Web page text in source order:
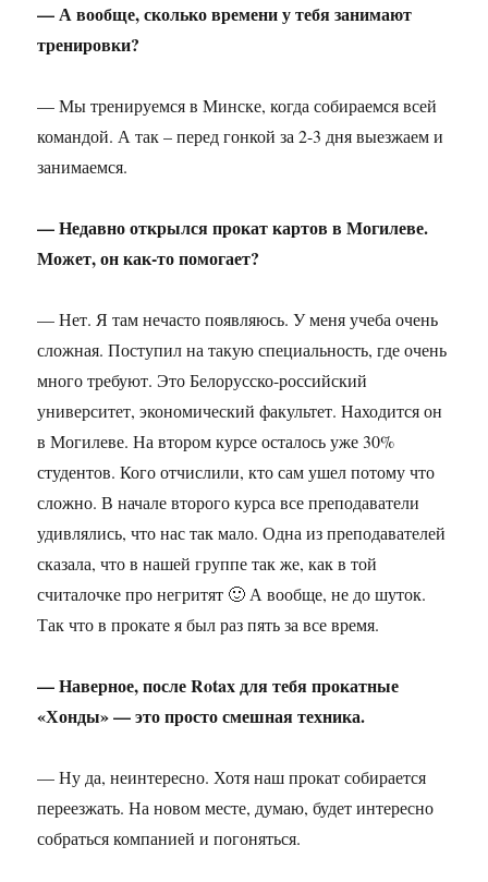
— А вообще, сколько времени у тебя занимают
тренировки?
— Мы тренируемся в Минске, когда собираемся всей
командой. А так – перед гонкой за 2-3 дня выезжаем и
занимаемся.
— Недавно открылся прокат картов в Могилеве.
Может, он как-то помогает?
— Нет. Я там нечасто появляюсь. У меня учеба очень
сложная. Поступил на такую специальность, где очень
много требуют. Это Белорусско-российский
университет, экономический факультет. Находится он
в Могилеве. На втором курсе осталось уже 30%
студентов. Кого отчислили, кто сам ушел потому что
сложно. В начале второго курса все преподаватели
удивлялись, что нас так мало. Одна из преподавателей
сказала, что в нашей группе так же, как в той
считалочке про негритят 🙂 А вообще, не до шуток.
Так что в прокате я был раз пять за все время.
— Наверное, после Rotax для тебя прокатные
«Хонды» — это просто смешная техника.
— Ну да, неинтересно. Хотя наш прокат собирается
переезжать. На новом месте, думаю, будет интересно
собраться компанией и погоняться.